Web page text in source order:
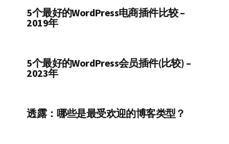
5个最好的WordPress电商插件比较 –
2019年
5个最好的WordPress会员插件(比较) –
2023年
透露：哪些是最受欢迎的博客类型？